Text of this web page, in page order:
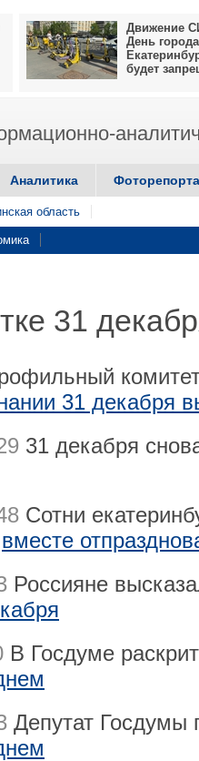
Движение
День города
будет
Аналитика
область
31
31 декабря
31 декабря
Сотни
вместе
Россияне
В Госдуме
Депутат Госдумы